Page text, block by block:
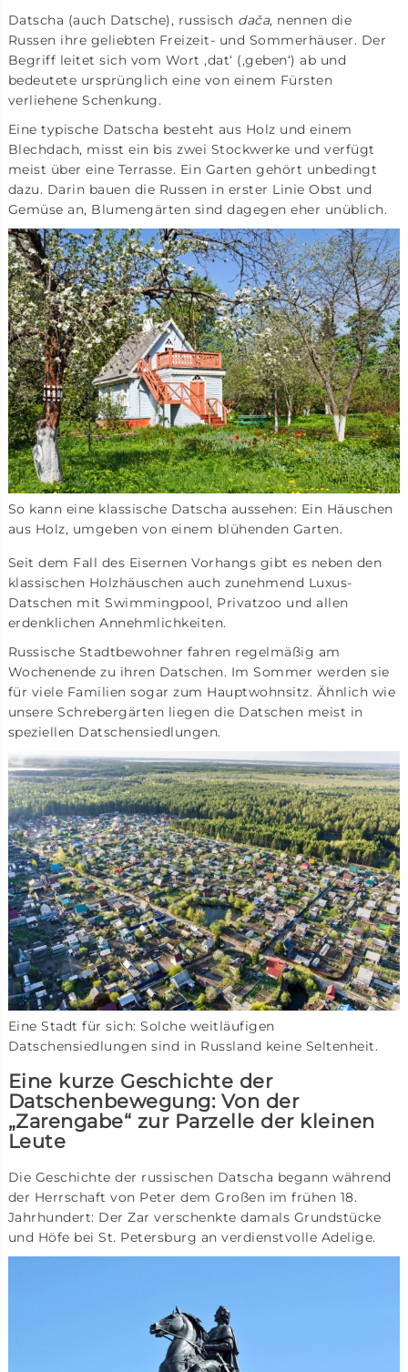
Datscha (auch Datsche), russisch dača, nennen die
Russen ihre geliebten Freizeit- und Sommerhäuser. Der
Begriff leitet sich vom Wort ‚dat‘ (‚geben‘) ab und
bedeutete ursprünglich eine von einem Fürsten
verliehene Schenkung.
Eine typische Datscha besteht aus Holz und einem
Blechdach, misst ein bis zwei Stockwerke und verfügt
meist über eine Terrasse. Ein Garten gehört unbedingt
dazu. Darin bauen die Russen in erster Linie Obst und
Gemüse an, Blumengärten sind dagegen eher unüblich.
So kann eine klassische Datscha aussehen: Ein Häuschen
aus Holz, umgeben von einem blühenden Garten.
Seit dem Fall des Eisernen Vorhangs gibt es neben den
klassischen Holzhäuschen auch zunehmend Luxus-
Datschen mit Swimmingpool, Privatzoo und allen
erdenklichen Annehmlichkeiten.
Russische Stadtbewohner fahren regelmäßig am
Wochenende zu ihren Datschen. Im Sommer werden sie
für viele Familien sogar zum Hauptwohnsitz. Ähnlich wie
unsere Schrebergärten liegen die Datschen meist in
speziellen Datschensiedlungen.
Eine Stadt für sich: Solche weitläufigen
Datschensiedlungen sind in Russland keine Seltenheit.
Eine kurze Geschichte der
Datschenbewegung: Von der
„Zarengabe“ zur Parzelle der kleinen
Leute
Die Geschichte der russischen Datscha begann während
der Herrschaft von Peter dem Großen im frühen 18.
Jahrhundert: Der Zar verschenkte damals Grundstücke
und Höfe bei St. Petersburg an verdienstvolle Adelige.